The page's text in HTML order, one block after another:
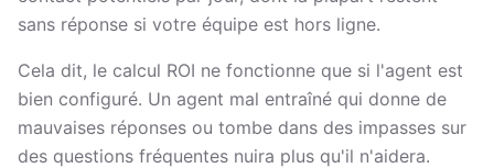
sans réponse si votre équipe est hors ligne.
Cela dit, le calcul ROI ne fonctionne que si l'agent est
bien configuré. Un agent mal entraîné qui donne de
mauvaises réponses ou tombe dans des impasses sur
des questions fréquentes nuira plus qu'il n'aidera.